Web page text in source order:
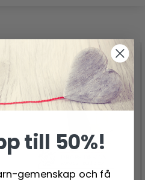
till 50%!
gemenskap och få